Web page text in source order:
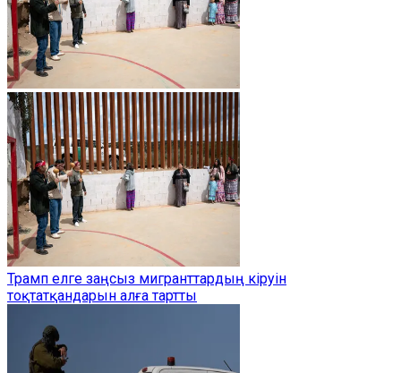
Трамп елге заңсыз мигранттардың кіруін
тоқтатқандарын алға тартты